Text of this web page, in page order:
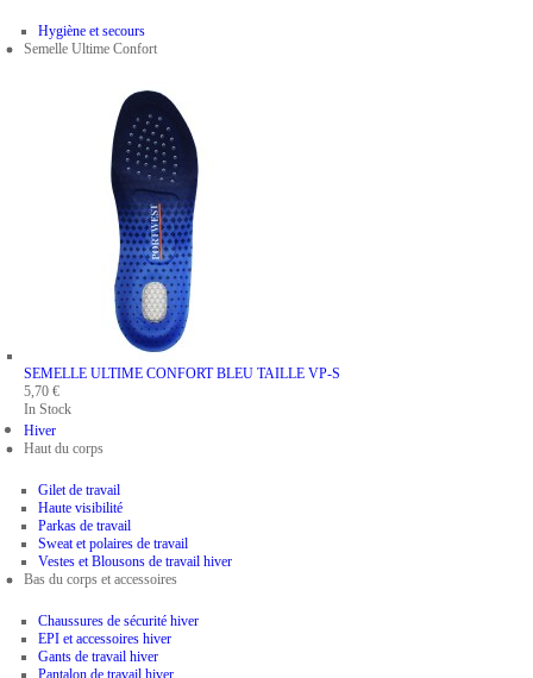
Hygiène et secours
Semelle Ultime Confort
SEMELLE ULTIME CONFORT BLEU TAILLE VP-S
5,70 €
In Stock
Hiver
Haut du corps
Gilet de travail
Haute visibilité
Parkas de travail
Sweat et polaires de travail
Vestes et Blousons de travail hiver
Bas du corps et accessoires
Chaussures de sécurité hiver
EPI et accessoires hiver
Gants de travail hiver
Pantalon de travail hiver